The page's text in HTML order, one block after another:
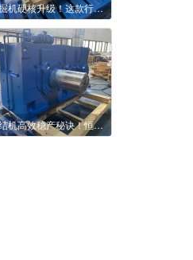
挖掘机硬核升级！这款行星减速机太适配工况
烧结机高效稳产秘诀！恒齿减速机硬核赋能